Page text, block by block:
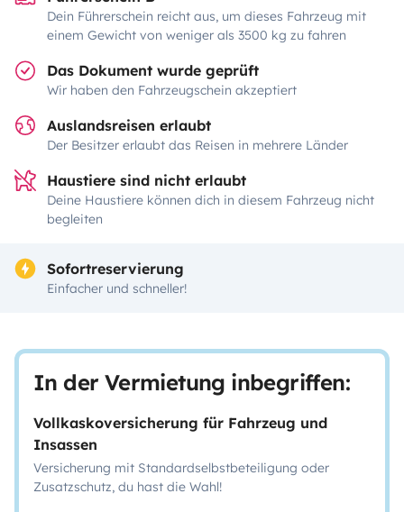
Dein Führerschein reicht aus, um dieses Fahrzeug mit
einem Gewicht von weniger als 3500 kg zu fahren
Das Dokument wurde geprüft
Wir haben den Fahrzeugschein akzeptiert
Auslandsreisen erlaubt
Der Besitzer erlaubt das Reisen in mehrere Länder
Haustiere sind nicht erlaubt
Deine Haustiere können dich in diesem Fahrzeug nicht
begleiten
Sofortreservierung
Einfacher und schneller!
In der Vermietung inbegriffen:
Vollkaskoversicherung für Fahrzeug und
Insassen
Versicherung mit Standardselbstbeteiligung oder
Zusatzschutz, du hast die Wahl!